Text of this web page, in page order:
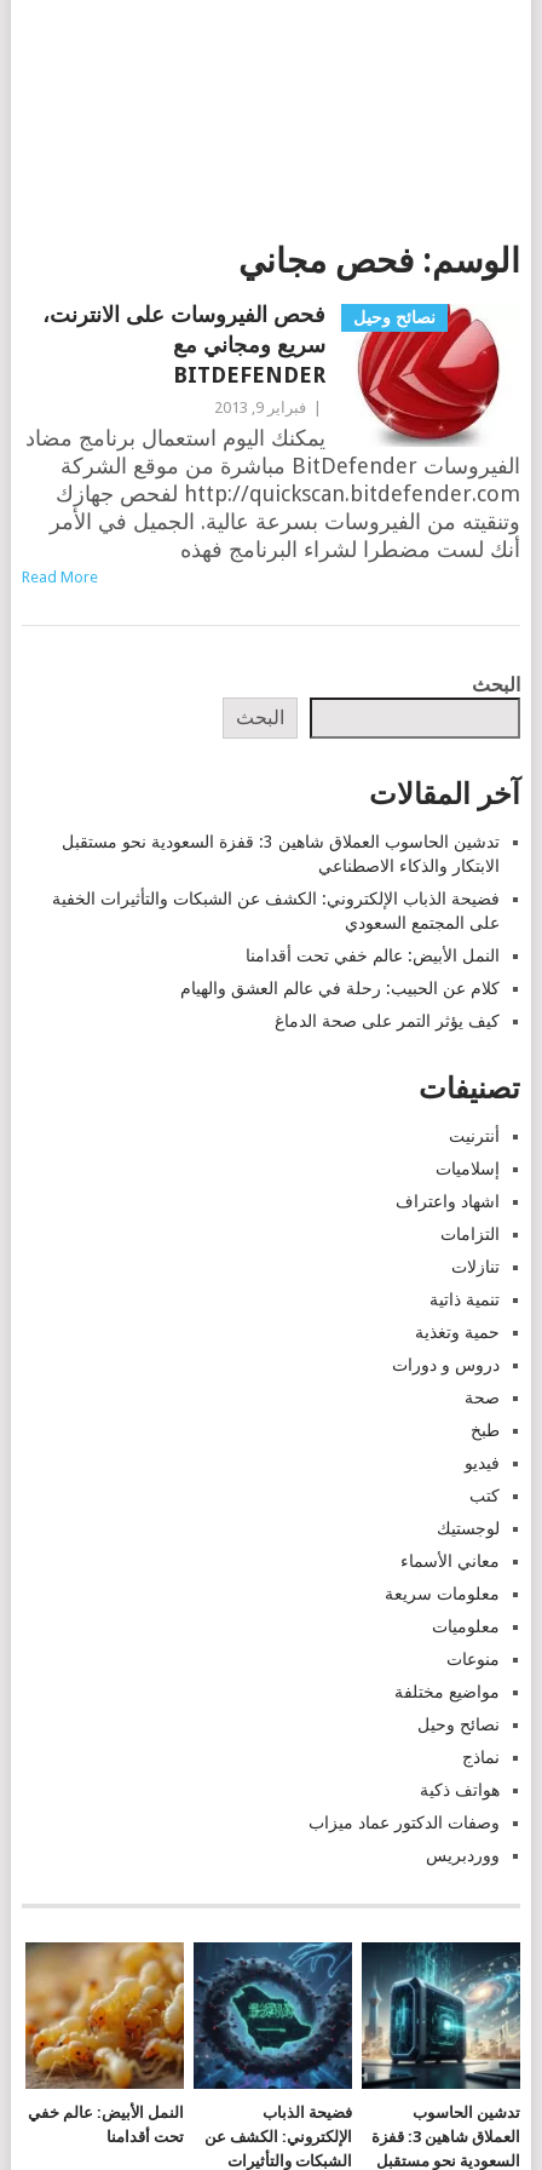
الوسم: فحص مجاني
نصائح وحيل
فحص الفيروسات على الانترنت،
سريع ومجاني مع
BITDEFENDER
فبراير 9, 2013
يمكنك اليوم استعمال برنامج مضاد
الفيروسات BitDefender مباشرة من موقع الشركة
http://quickscan.bitdefender.com لفحص جهازك
وتنقيته من الفيروسات بسرعة عالية. الجميل في الأمر
أنك لست مضطرا لشراء البرنامج فهذه
Read More
POSTS
البحث
البحث
آخر المقالات
تدشين الحاسوب العملاق شاهين 3: قفزة السعودية نحو مستقبل
الابتكار والذكاء الاصطناعي
فضيحة الذباب الإلكتروني: الكشف عن الشبكات والتأثيرات الخفية
على المجتمع السعودي
النمل الأبيض: عالم خفي تحت أقدامنا
كلام عن الحبيب: رحلة في عالم العشق والهيام
كيف يؤثر التمر على صحة الدماغ
تصنيفات
أنترنيت
إسلاميات
اشهاد واعتراف
التزامات
تنازلات
تنمية ذاتية
حمية وتغذية
دروس و دورات
صحة
طبخ
فيديو
كتب
لوجستيك
معاني الأسماء
معلومات سريعة
معلوميات
منوعات
مواضيع مختلفة
نصائح وحيل
نماذج
هواتف ذكية
وصفات الدكتور عماد ميزاب
ووردبريس
تدشين الحاسوب
العملاق شاهين 3: قفزة
السعودية نحو مستقبل
فضيحة الذباب
الإلكتروني: الكشف عن
الشبكات والتأثيرات
النمل الأبيض: عالم خفي
تحت أقدامنا